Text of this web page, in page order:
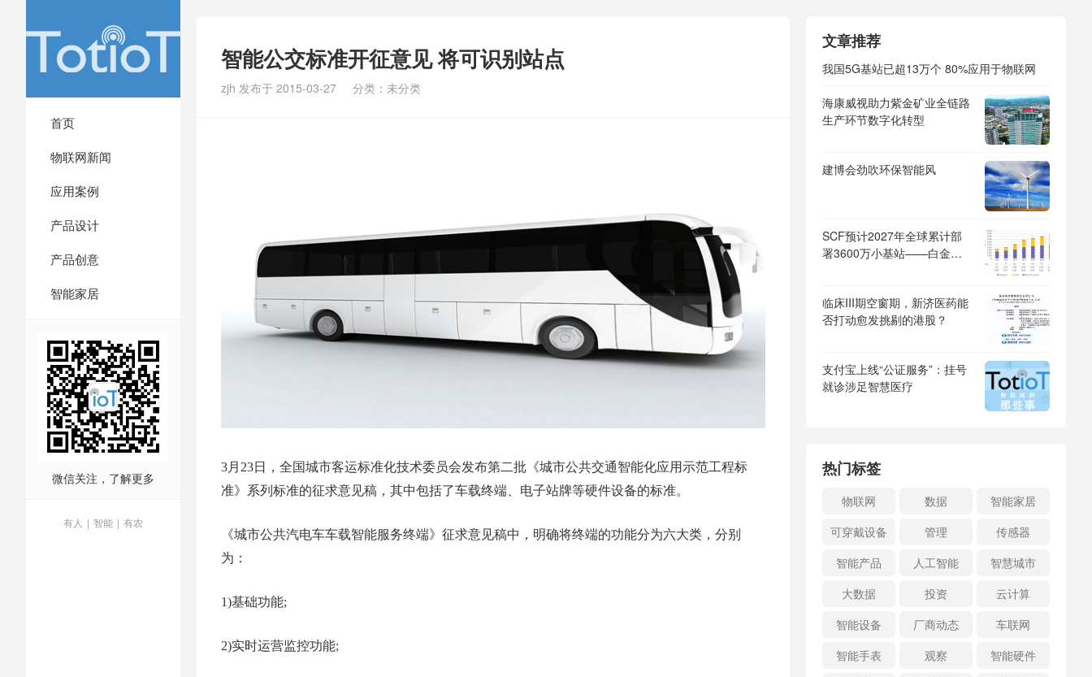
首页
物联网新闻
应用案例
产品设计
产品创意
智能家居
微信关注，了解更多
有人 | 智能 | 有农
智能公交标准开征意见 将可识别站点
zjh 发布于 2015-03-27 分类：未分类
3月23日，全国城市客运标准化技术委员会发布第二批《城市公共交通智能化应用示范工程标
准》系列标准的征求意见稿，其中包括了车载终端、电子站牌等硬件设备的标准。
《城市公共汽电车车载智能服务终端》征求意见稿中，明确将终端的功能分为六大类，分别
为：
1)基础功能;
2)实时运营监控功能;
文章推荐
我国5G基站已超13万个 80%应用于物联网
海康威视助力紫金矿业全链路
生产环节数字化转型
建博会劲吹环保智能风
SCF预计2027年全球累计部
署3600万小基站——白金赛
临床III期空窗期，新济医药能
否打动愈发挑剔的港股？
支付宝上线“公证服务”：挂号
就诊涉足智慧医疗
热门标签
物联网 数据
智能家居
可穿戴设备
管理
传感器
智能产品
人工智能
智慧城市
大数据
投资
云计算
智能设备
厂商动态
车联网
智能手表
观察
智能硬件